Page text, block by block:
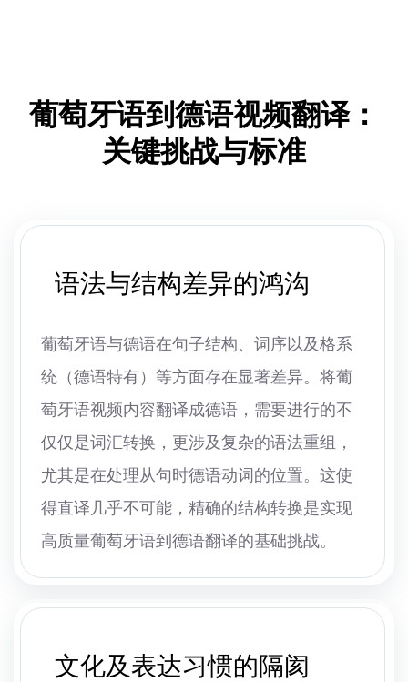
葡萄牙语到德语视频翻译：
关键挑战与标准
语法与结构差异的鸿沟
葡萄牙语与德语在句子结构、词序以及格系
统（德语特有）等方面存在显著差异。将葡
萄牙语视频内容翻译成德语，需要进行的不
仅仅是词汇转换，更涉及复杂的语法重组，
尤其是在处理从句时德语动词的位置。这使
得直译几乎不可能，精确的结构转换是实现
高质量葡萄牙语到德语翻译的基础挑战。
文化及表达习惯的隔阂